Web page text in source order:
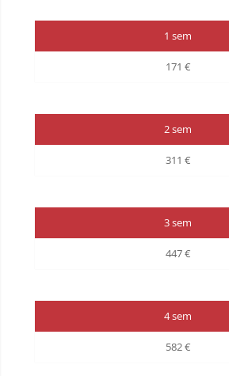
1 sem
171 €
2 sem
311 €
3 sem
447 €
4 sem
582 €